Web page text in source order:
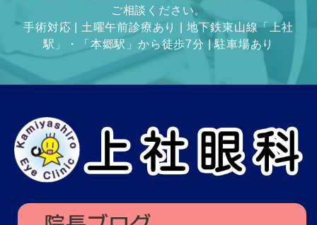
ご相談ください。
手術対応 | 土曜午前診療あり | 地下鉄東山線「上社
駅」・「本郷駅」から徒歩7分 | 駐車場あり